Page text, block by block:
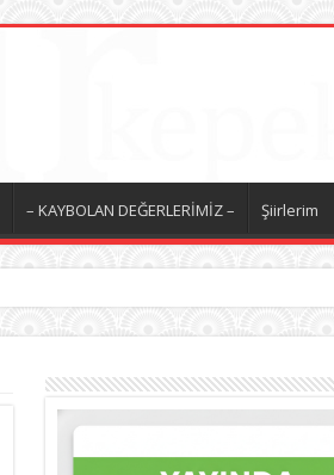
– KAYBOLAN DEĞERLERİMİZ – Şiirlerim